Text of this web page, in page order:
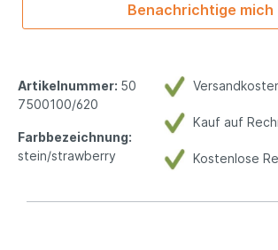
Benachrichtige mich
Kauf auf
Kostenlose
Artikelnummer: 50
7500100/620
Farbbezeichnung:
stein/strawberry